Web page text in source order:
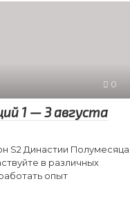
0
1 — 3 августа
S2 Династии Полумесяца
в различных
опыт